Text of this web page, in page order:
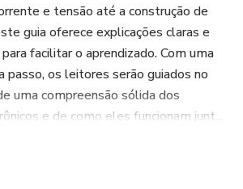
e tensão até a construção de
guia oferece explicações claras e
facilitar o aprendizado. Com uma
passo, os leitores serão guiados no
uma compreensão sólida dos
e de como eles funcionam junt...